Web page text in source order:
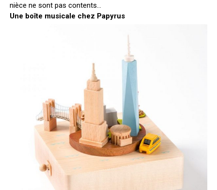
nièce ne sont pas contents…
Une boîte musicale chez Papyrus